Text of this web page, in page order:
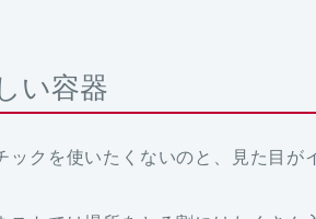
い容器
ックを使いたくないのと、見た目が